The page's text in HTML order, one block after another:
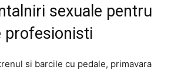
sexuale pentru
profesionisti
si barcile cu pedale, primavara